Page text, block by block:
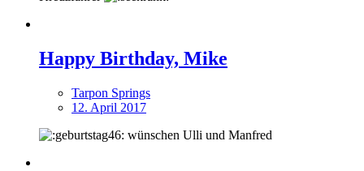
Happy Birthday, Mike
Tarpon Springs
12. April 2017
wünschen Ulli und Manfred